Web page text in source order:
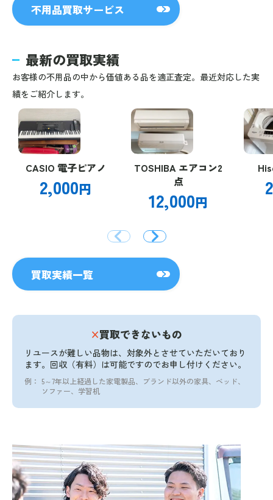
不用品買取サービス
最新の買取実績
お客様の不用品の中から価値ある品を適正査定。最近対応した実
績をご紹介します。
CASIO 電子ピアノ
2,000円
TOSHIBA エアコン2
点
12,000円
買取実績一覧
×買取できないもの
リユースが難しい品物は、対象外とさせていただいており
ます。 回収（有料）は可能ですのでお申し付けください。
例： 5～7年以上経過した家電製品、ブランド以外の家具、ベッド、
ソファー、学習机